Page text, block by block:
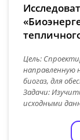
Цель:
направленную
биогаз, для
Задачи:
исходными